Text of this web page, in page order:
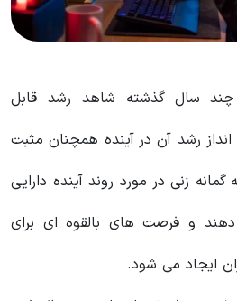
چند سال گذشته شاهد رشد قابل
رشد آن در آینده همچنان مثبت
گمانه زنی در مورد روند آینده دارایی
و فرصت های بالقوه ای برای
ایجاد می شود.